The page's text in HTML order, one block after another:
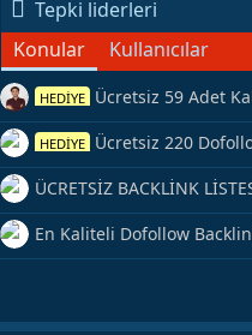
Tepki liderleri
Konular
Kullanıcılar
HEDİYE Ücretsiz 59 Adet
Backlink Kaynağı
HEDİYE Ücretsiz 220
Veriyorum
ÜCRETSİZ BACKLİNK
Hemen Yetiş!
En Kaliteli Dofollow